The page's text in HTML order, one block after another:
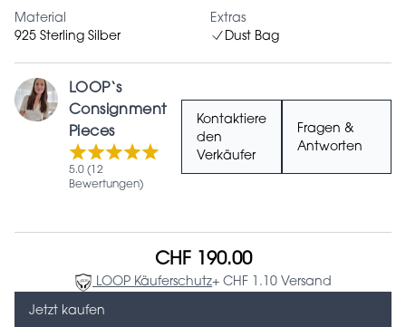
Material
925 Sterling Silber
Extras
Dust Bag
LOOP‘s
Consignment
Pieces
5.0 (12
Bewertungen)
Kontaktiere
den
Verkäufer
Fragen &
Antworten
CHF 190.00
LOOP Käuferschutz+ CHF 1.10 Versand
Jetzt kaufen